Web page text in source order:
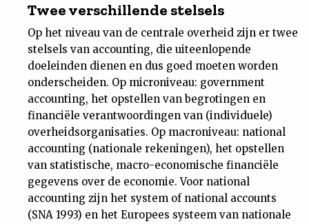
Twee verschillende stelsels
Op het niveau van de centrale overheid zijn er twee
stelsels van accounting, die uiteenlopende
doeleinden dienen en dus goed moeten worden
onderscheiden. Op microniveau: government
accounting, het opstellen van begrotingen en
financiële verantwoordingen van (individuele)
overheidsorganisaties. Op macroniveau: national
accounting (nationale rekeningen), het opstellen
van statistische, macro-economische financiële
gegevens over de economie. Voor national
accounting zijn het system of national accounts
(SNA 1993) en het Europees systeem van nationale